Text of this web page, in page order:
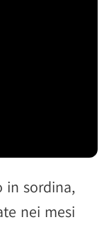
in sordina,
nei mesi